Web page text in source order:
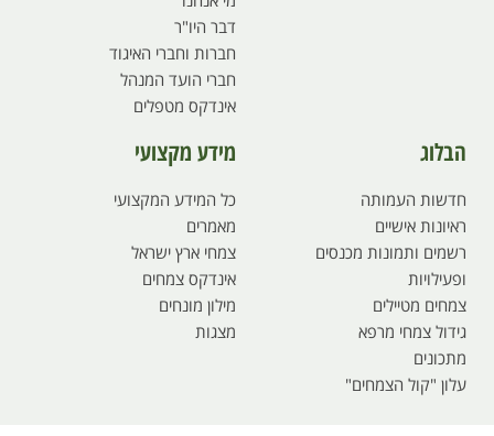
דבר היו"ר
חברות וחברי האיגוד
חברי הועד המנהל
אינדקס מטפלים
הבלוג
חדשות העמותה
ראיונות אישיים
רשמים ותמונות מכנסים
ופעילויות
צמחים מטיילים
גידול צמחי מרפא
מתכונים
עלון "קול הצמחים"
מידע מקצועי
כל המידע המקצועי
מאמרים
צמחי ארץ ישראל
אינדקס צמחים
מילון מונחים
מצגות